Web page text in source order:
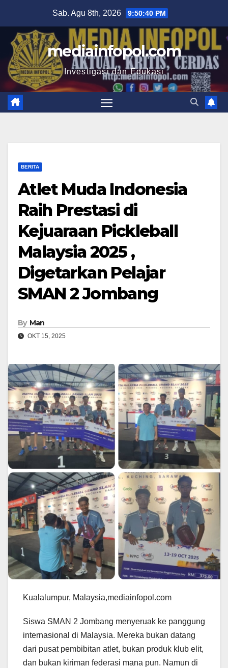
content
Sab. Agu 8th, 2026 9:50:41 PM
mediainfopol.com
Investigasi dan Edukasi
BERITA
Atlet Muda Indonesia
Raih Prestasi di
Kejuaraan Pickleball
Malaysia 2025 ,
Digetarkan Pelajar
SMAN 2 Jombang
By Man
OKT 15, 2025
Kualalumpur, Malaysia,mediainfopol.com
Siswa SMAN 2 Jombang menyeruak ke panggung
internasional di Malaysia. Mereka bukan datang
dari pusat pembibitan atlet, bukan produk klub elit,
dan bukan kiriman federasi mana pun. Namun di